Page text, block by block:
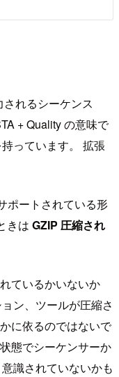
れるシーケンス
+ Quality の意味で
っています。 拡張
ポートされている形
きは GZIP 圧縮され
ているかいないか
ン、ツールが圧縮さ
に依るのではないで
態でシーケンサーか
識されていないかも